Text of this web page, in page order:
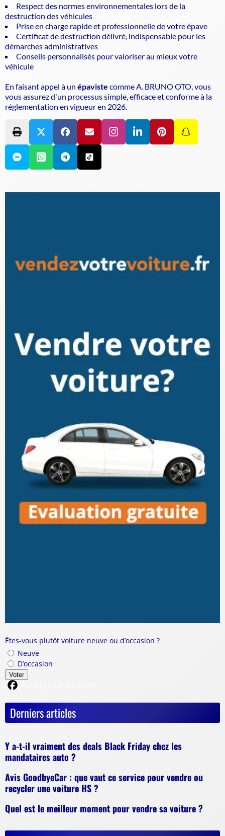
Respect des normes environnementales lors de la
destruction des véhicules
Prise en charge rapide et professionnelle de votre épave
Certificat de destruction délivré, indispensable pour les
démarches administratives
Conseils personnalisés pour valoriser au mieux votre
véhicule
En faisant appel à un épaviste comme A. BRUNO OTO, vous
vous assurez d'un processus simple, efficace et conforme à la
réglementation en vigueur en 2026.
Êtes-vous plutôt voiture neuve ou d’occasion ?
Neuve
D’occasion
Voter
Derniers articles
Y a-t-il vraiment des deals Black Friday chez les
mandataires auto ?
Avis GoodbyeCar : que vaut ce service pour vendre ou
recycler une voiture HS ?
Quel est le meilleur moment pour vendre sa voiture ?